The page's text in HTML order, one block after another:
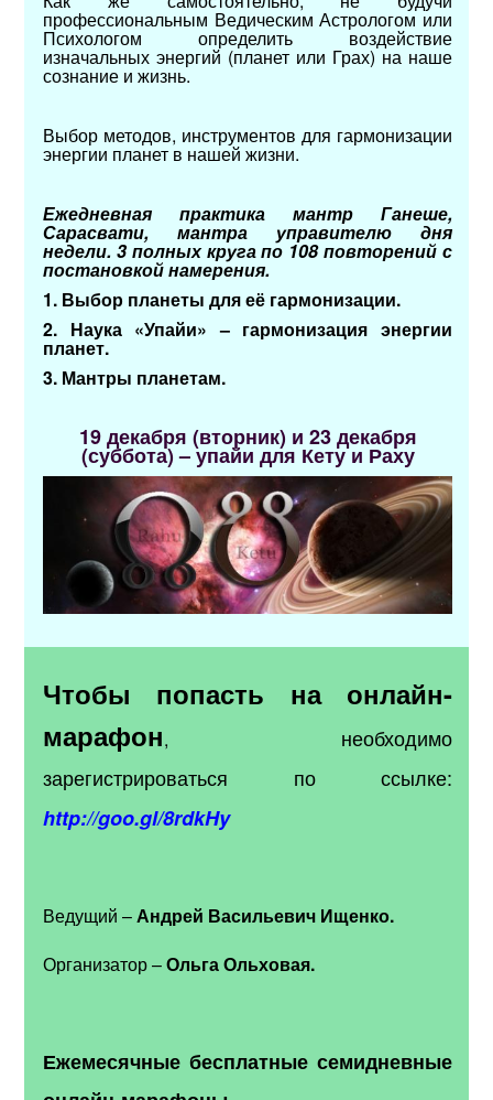
профессиональным Ведическим Астрологом или
Психологом определить воздействие
изначальных энергий (планет или Грах) на наше
сознание и жизнь.
Выбор методов, инструментов для гармонизации
энергии планет в нашей жизни.
Ежедневная практика мантр Ганеше,
Сарасвати, мантра управителю дня
недели. 3 полных круга по 108 повторений с
постановкой намерения.
1. Выбор планеты для её гармонизации.
2. Наука «Упайи» – гармонизация энергии
планет.
3. Мантры планетам.
19 декабря (вторник) и 23 декабря
(суббота) – упайи для Кету и Раху
Чтобы попасть на онлайн-
марафон, необходимо
зарегистрироваться по ссылке:
http://goo.gl/8rdkHy
Ведущий –Андрей Васильевич Ищенко.
Организатор –Ольга Ольховая.
Ежемесячные бесплатные семидневные